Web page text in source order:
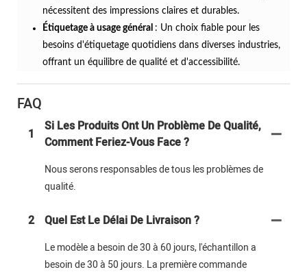
nécessitent des impressions claires et durables.
Étiquetage à usage général : Un choix fiable pour les
besoins d'étiquetage quotidiens dans diverses industries,
offrant un équilibre de qualité et d'accessibilité.
FAQ
1
Si Les Produits Ont Un Problème De Qualité,
Comment Feriez-Vous Face ?
Nous serons responsables de tous les problèmes de
qualité.
2 Quel Est Le Délai De Livraison ?
Le modèle a besoin de 30 à 60 jours, l'échantillon a
besoin de 30 à 50 jours. La première commande